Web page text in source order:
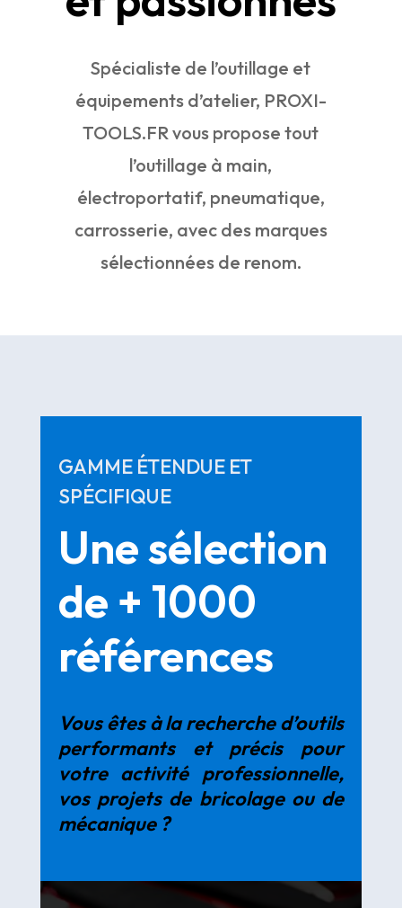
Spécialiste de l’outillage et
équipements d’atelier, PROXI-
TOOLS.FR vous propose tout
l’outillage à main,
électroportatif, pneumatique,
carrosserie, avec des marques
sélectionnées de renom.
GAMME ÉTENDUE ET
SPÉCIFIQUE
Une sélection
de + 1000
références
Vous êtes à la recherche d’outils
performants et précis pour
votre activité professionnelle,
vos projets de bricolage ou de
mécanique ?